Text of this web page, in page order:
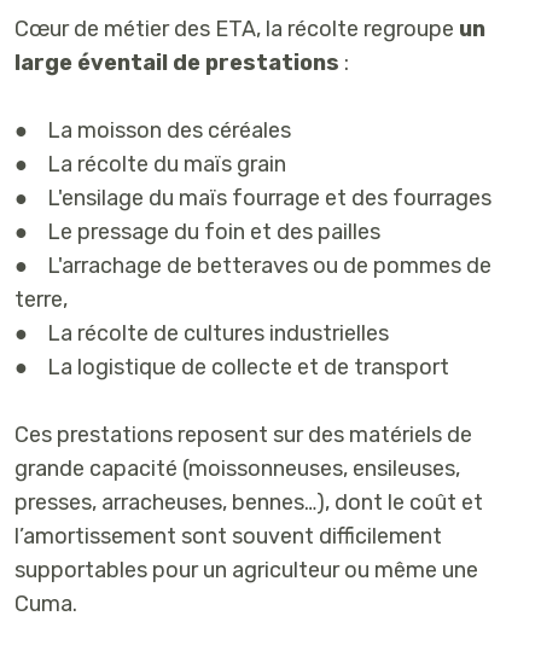
Cœur de métier des ETA, la récolte regroupe un
large éventail de prestations :
● La moisson des céréales
● La récolte du maïs grain
● L'ensilage du maïs fourrage et des fourrages
● Le pressage du foin et des pailles
● L'arrachage de betteraves ou de pommes de
terre,
● La récolte de cultures industrielles
● La logistique de collecte et de transport
Ces prestations reposent sur des matériels de
grande capacité (moissonneuses, ensileuses,
presses, arracheuses, bennes…), dont le coût et
l’amortissement sont souvent difficilement
supportables pour un agriculteur ou même une
Cuma.